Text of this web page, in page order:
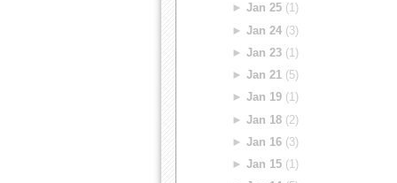
►Jan 25 (1)
►Jan 24 (3)
►Jan 23 (1)
►Jan 21 (5)
►Jan 19 (1)
►Jan 18 (2)
►Jan 16 (3)
►Jan 15 (1)